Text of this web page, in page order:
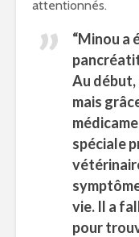
attentionnés.
“Minou a
Au début,
mais
spéciale
vie. Il a
pour